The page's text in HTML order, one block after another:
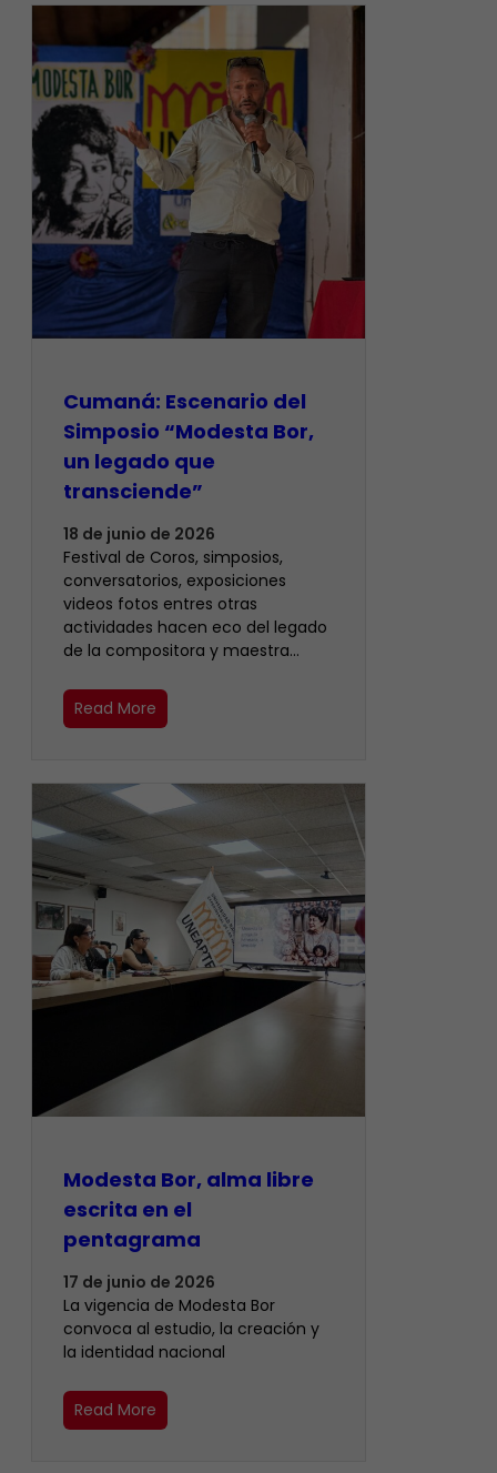
Cumaná: Escenario del
Simposio “Modesta Bor,
un legado que
transciende”
18 de junio de 2026
Festival de Coros, simposios,
conversatorios, exposiciones
videos fotos entres otras
actividades hacen eco del legado
de la compositora y maestra…
Read More
Modesta Bor, alma libre
escrita en el
pentagrama
17 de junio de 2026
La vigencia de Modesta Bor
convoca al estudio, la creación y
la identidad nacional
Read More